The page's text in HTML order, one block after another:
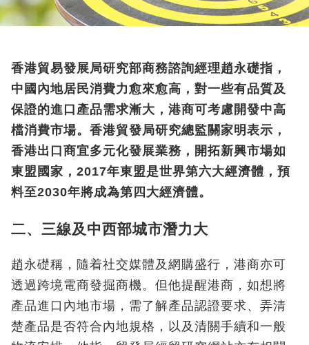
香港貿易發展局研究部商務諮詢經理趙永礎指，
中國內地居民消費力愈來愈高，對一些有品質及
保證的進口產品需求漸大，港商可考慮開發中高
檔消費市場。香港貿發局研究總監關家明表示，
香港出口商宜多元化發展業務，開拓新興市場如
東盟國家，2017年東盟是世界第六大經濟體，預
料至2030年將成為第四大經濟體。
二、三線及中西部城市潛力大
趙永礎稱，隨着社交媒體及網購盛行，港商亦可
透過跨境電商發掘商機。但他提醒港商，如想將
產品進口內地市場，需了解產品認證要求、弄清
楚產品是否符合內地規格，以及清關手續和一般